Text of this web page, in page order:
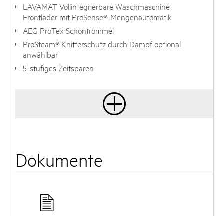
LAVAMAT Vollintegrierbare Waschmaschine
Frontlader mit ProSense®-Mengenautomatik
AEG ProTex Schontrommel
ProSteam® Knitterschutz durch Dampf optional
anwählbar
5-stufiges Zeitsparen
Dokumente